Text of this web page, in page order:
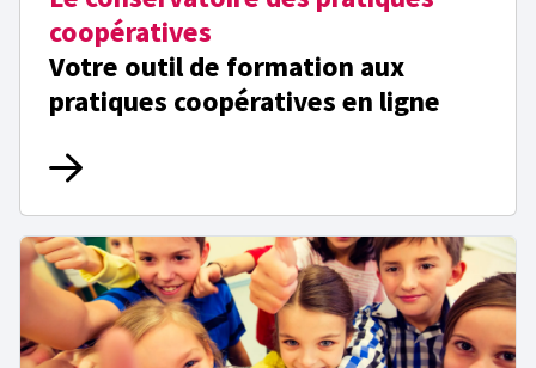
coopératives
Votre outil de formation aux
pratiques coopératives en ligne